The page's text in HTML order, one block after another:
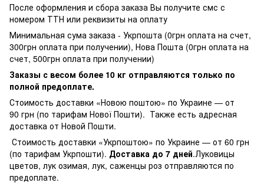
После оформления и сбора заказа Вы получите смс с
номером ТТН или реквизиты на оплату
Минимальная сума заказа - Укрпошта (0грн оплата на счет,
300грн оплата при получении), Нова Пошта (0грн оплата на
счет, 500грн оплата при получении)
Заказы с весом более 10 кг отправляются только по
полной предоплате.
Стоимость доставки «Новою поштою» по Украине — от
90 грн (по тарифам Нової Пошти). Также есть адресная
доставка от Новой Пошти.
Стоимость доставки «Укрпоштою» по Украине — от 60 грн
(по тарифам Укрпошти). Доставка до 7 дней.Луковицы
цветов, лук озимая, лук, саженцы роз отправляются по
предоплате.